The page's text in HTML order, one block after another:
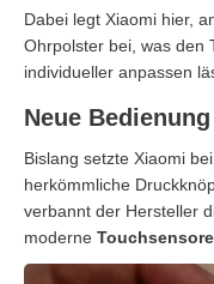
Dabei legt Xiaomi hier,
Ohrpolster bei, was den
individueller anpassen
Neue
Bislang setzte Xiaomi
herkömmliche
verbannt der Hersteller
moderne